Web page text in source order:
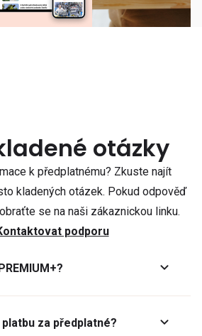
otázky
k předplatnému? Zkuste najít
kladených otázek. Pokud odpověď
se na naši zákaznickou linku.
podporu
za předplatné?